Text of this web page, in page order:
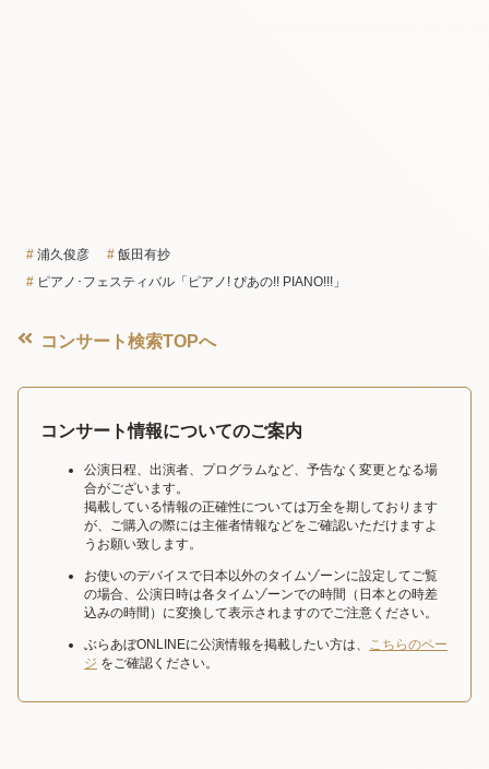
浦久俊彦
飯田有抄
ピアノ･フェスティバル「ピアノ! ぴあの!! PIANO!!!」
コンサート検索TOPへ
コンサート情報についてのご案内
公演日程、出演者、プログラムなど、予告なく変更となる場
合がございます。
掲載している情報の正確性については万全を期しております
が、ご購入の際には主催者情報などをご確認いただけますよ
うお願い致します。
お使いのデバイスで日本以外のタイムゾーンに設定してご覧
の場合、公演日時は各タイムゾーンでの時間（日本との時差
込みの時間）に変換して表示されますのでご注意ください。
ぶらあぼONLINEに公演情報を掲載したい方は、 こちらのペー
ジ をご確認ください。